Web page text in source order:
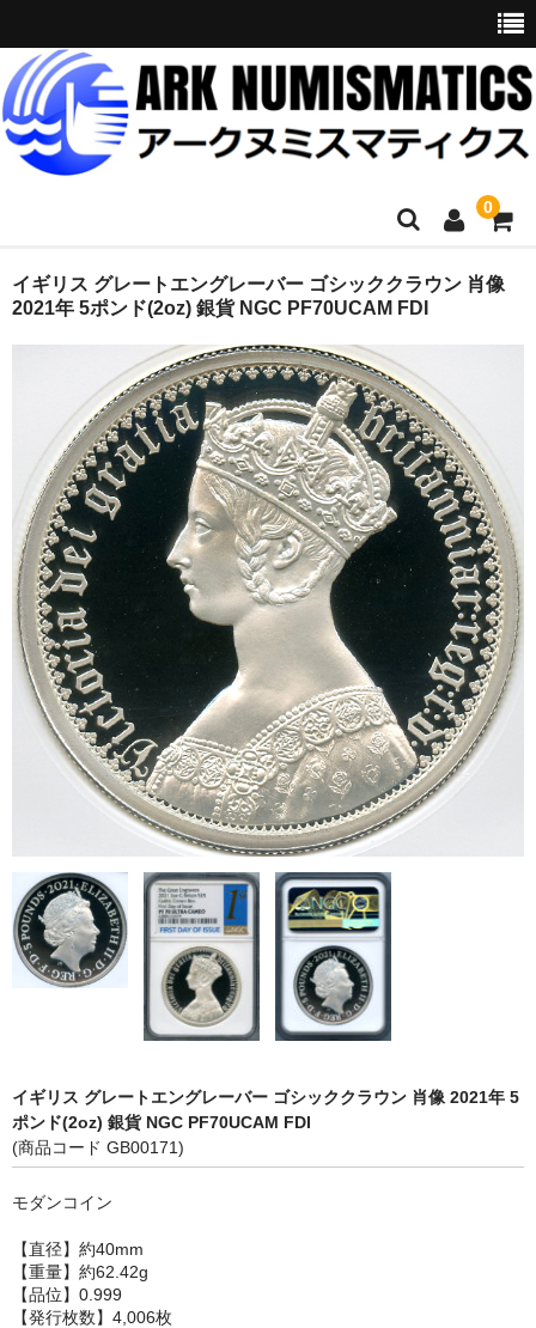
0
ホーム
お問い合わせ
委託販売
購入代行
オークション入札代行
ブログ
会社概要
イギリス グレートエングレーバー ゴシッククラウン 肖像
2021年 5ポンド(2oz) 銀貨 NGC PF70UCAM FDI
イギリス グレートエングレーバー ゴシッククラウン 肖像 2021年 5
ポンド(2oz) 銀貨 NGC PF70UCAM FDI
(商品コード GB00171)
モダンコイン
【直径】約40mm
【重量】約62.42g
【品位】0.999
【発行枚数】4,006枚